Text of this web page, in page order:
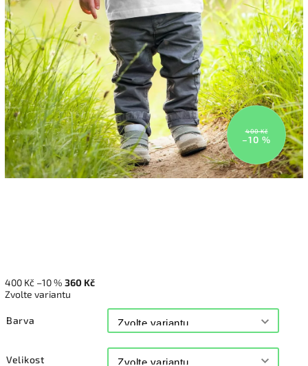
400 Kč
–10 %
400 Kč –10 % 360 Kč
Zvolte variantu
Barva
Velikost